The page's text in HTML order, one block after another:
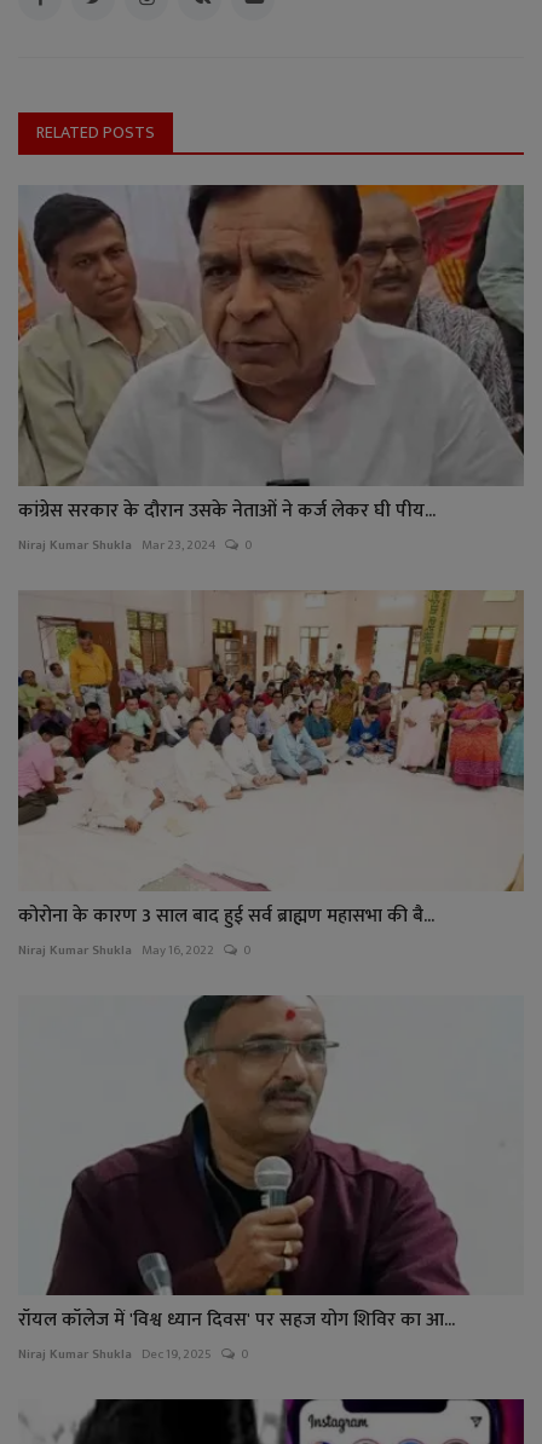
RELATED POSTS
कांग्रेस सरकार के दौरान उसके नेताओं ने कर्ज लेकर घी पीय...
Niraj Kumar Shukla Mar 23, 2024 0
कोरोना के कारण 3 साल बाद हुई सर्व ब्राह्मण महासभा की बै...
Niraj Kumar Shukla May 16, 2022 0
रॉयल कॉलेज में 'विश्व ध्यान दिवस' पर सहज योग शिविर का आ...
Niraj Kumar Shukla Dec 19, 2025 0